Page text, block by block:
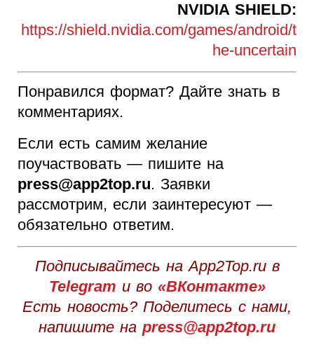
NVIDIA SHIELD:
https://shield.nvidia.com/games/android/t
he-uncertain
Понравился формат? Дайте знать в
комментариях.
Если есть самим желание
поучаствовать — пишите на
press@app2top.ru. Заявки
рассмотрим, если заинтересуют —
обязательно ответим.
Подписывайтесь на App2Top.ru в
Telegram и во «ВКонтакте»
Есть новость? Поделитесь с нами,
напишите на press@app2top.ru